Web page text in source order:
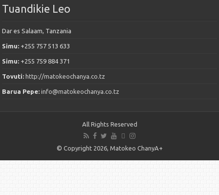
Tuandikie Leo
Dar es Salaam, Tanzania
Simu: +255 757 513 633
Simu: +255 759 884 371
Tovuti: http://matokeochanya.co.tz
Barua Pepe:info@matokeochanya.co.tz
All Rights Reserved
© Copyright 2026, Matokeo ChanyA+